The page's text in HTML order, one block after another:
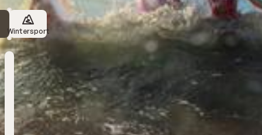
Wintersport
Bestemming
Kies bestemming
Wanneer
Vertrekdatum